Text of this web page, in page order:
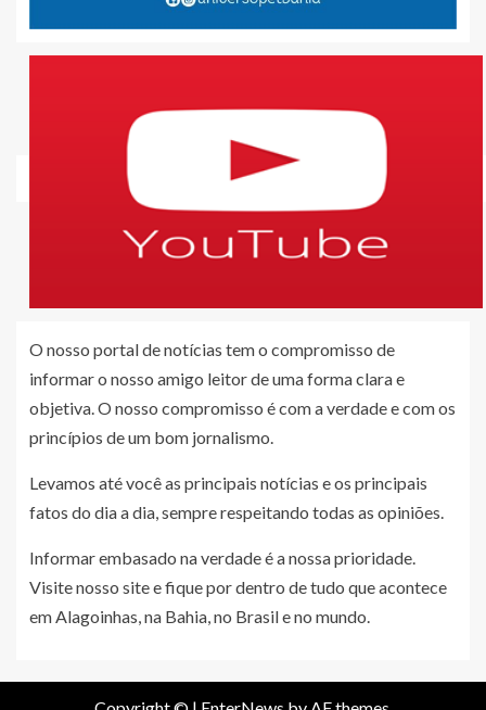
O nosso portal de notícias tem o compromisso de
informar o nosso amigo leitor de uma forma clara e
objetiva. O nosso compromisso é com a verdade e com os
princípios de um bom jornalismo.
Levamos até você as principais notícias e os principais
fatos do dia a dia, sempre respeitando todas as opiniões.
Informar embasado na verdade é a nossa prioridade.
Visite nosso site e fique por dentro de tudo que acontece
em Alagoinhas, na Bahia, no Brasil e no mundo.